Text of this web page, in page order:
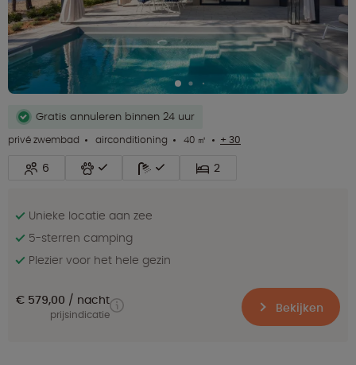
Gratis annuleren binnen 24 uur
privé zwembad
airconditioning 40 ㎡ + 30
6 2
Unieke locatie aan zee
5-sterren camping
Plezier voor het hele gezin
€ 579,00 nacht
prijsindicatie Bekijken